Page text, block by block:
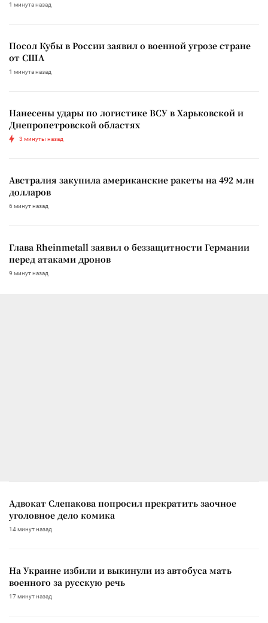
1 минута назад
Посол Кубы в России заявил о военной угрозе стране
от США
1 минута назад
Нанесены удары по логистике ВСУ в Харьковской и
Днепропетровской областях
3 минуты назад
Австралия закупила американские ракеты на 492 млн
долларов
6 минут назад
Глава Rheinmetall заявил о беззащитности Германии
перед атаками дронов
9 минут назад
Адвокат Слепакова попросил прекратить заочное
уголовное дело комика
14 минут назад
На Украине избили и выкинули из автобуса мать
военного за русскую речь
17 минут назад